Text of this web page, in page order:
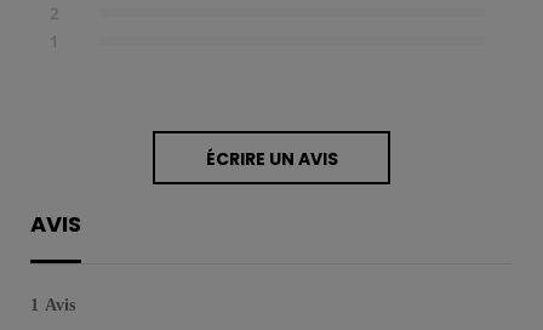
2
1
ÉCRIRE UN AVIS
AVIS
1 Avis